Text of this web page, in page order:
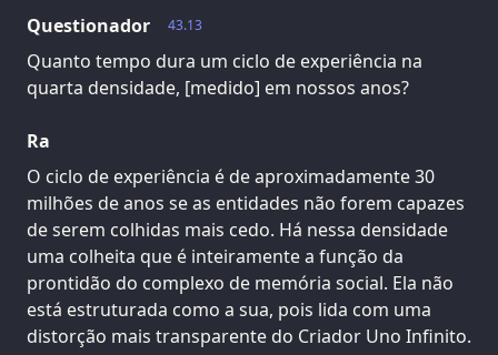
43.13
Questionador
Quanto tempo dura um ciclo de experiência na
quarta densidade, [medido] em nossos anos?
Ra
O ciclo de experiência é de aproximadamente 30
milhões de anos se as entidades não forem capazes
de serem colhidas mais cedo. Há nessa densidade
uma colheita que é inteiramente a função da
prontidão do complexo de memória social. Ela não
está estruturada como a sua, pois lida com uma
distorção mais transparente do Criador Uno Infinito.